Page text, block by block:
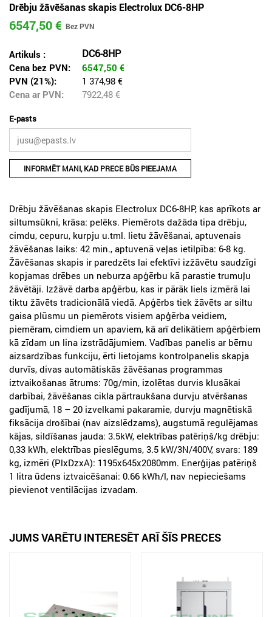
Drēbju žāvēšanas skapis Electrolux DC6-8HP
6547,50 €
Artikuls : DC6-8HP
Cena bez PVN: 6547,50 €
PVN (21%):
1 374,98 €
Cena ar PVN:
7922,48 €
E-pasts
INFORMĒT MANI, KAD PRECE BŪS PIEEJAMA
Drēbju žāvēšanas skapis Electrolux DC6-8HP, kas aprīkots ar
siltumsūkni, krāsa: pelēks. Piemērots dažāda tipa drēbju,
cimdu, cepuru, kurpju u.tml. lietu žāvēšanai, aptuvenais
žāvēšanas laiks: 42 min., aptuvenā veļas ietilpība: 6-8 kg.
Žāvēšanas skapis ir paredzēts lai efektīvi izžāvētu saudzīgi
kopjamas drēbes un neburza apģērbu kā parastie trumuļu
žāvētāji. Izžāvē darba apģērbu, kas ir pārāk liels izmērā lai
tiktu žāvēts tradicionālā viedā. Apģērbs tiek žāvēts ar siltu
gaisa plūsmu un piemērots visiem apģērba veidiem,
piemēram, cimdiem un apaviem, kā arī delikātiem apģērbiem
kā zīdam un lina izstrādājumiem. Vadības panelis ar bērnu
aizsardzības funkciju, ērti lietojams kontrolpanelis skapja
durvīs, divas automātiskās žāvēšanas programmas
iztvaikošanas ātrums: 70g/min, izolētas durvis klusākai
darbībai, žāvēšanas cikla pārtraukšana durvju atvēršanas
gadījumā, 18 – 20 izvelkami pakaramie, durvju magnētiskā
fiksācija drošībai (nav aizslēdzams), augstumā regulējamas
kājas, sildīšanas jauda: 3.5kW, elektrības patēriņš/kg drēbju:
0,33 kWh, elektrības pieslēgums, 3.5 kW/3N/400V, svars: 189
kg, izmēri (PlxDzxA): 1195x645x2080mm. Enerģijas patēriņš
1 litra ūdens iztvaicēšanai: 0.66 kWh/l, nav nepieciešams
pievienot ventilācijas izvadam.
JUMS VARĒTU INTERESĒT ARĪ ŠĪS PRECES